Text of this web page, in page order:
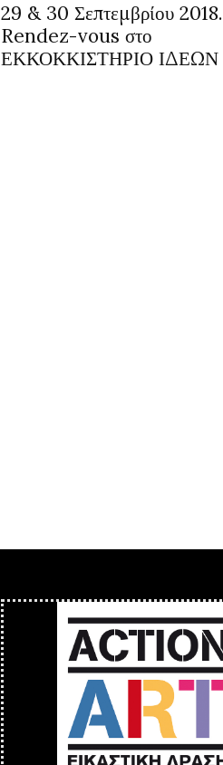
29 & 30 Σεπτεμβρίου 2018.
Rendez-vous στο
ΕΚΚΟΚΚΙΣΤΗΡΙΟ ΙΔΕΩΝ